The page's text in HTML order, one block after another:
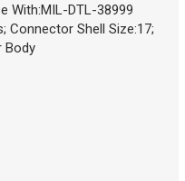
With:MIL-DTL-38999
Connector Shell Size:17;
Body